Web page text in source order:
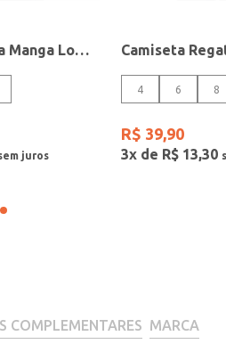
Camiseta Malha Manga Longa Infantil Para Menino- MARINHO
4 6 8
R$ 39,90
3x de R$ 13,30
COMPLEMENTARES MARCA